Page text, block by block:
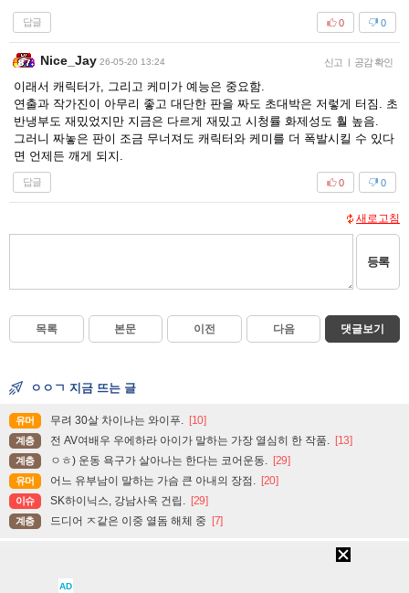
답글 0
0
Nice_Jay 26-05-20 13:24 신고 | 공감 확인
이래서 캐릭터가, 그리고 케미가 예능은 중요함.
연출과 작가진이 아무리 좋고 대단한 판을 짜도 초대박은 저렇게 터짐. 초
반냉부도 재밌었지만 지금은 다르게 재밌고 시청률 화제성도 훨 높음.
그러니 짜놓은 판이 조금 무너져도 캐릭터와 케미를 더 폭발시킬 수 있다
면 언제든 깨게 되지.
답글 0
0
새로고침
등록
목록 본문 이전 다음 댓글보기
ㅇㅇㄱ 지금 뜨는 글
유머 무려 30살 차이나는 와이푸. [10]
계층 전 AV여배우 우에하라 아이가 말하는 가장 열심히 한 작품. [13]
계층 ㅇㅎ) 운동 욕구가 살아나는 한다는 코어운동. [29]
유머 어느 유부남이 말하는 가슴 큰 아내의 장점. [20]
이슈 SK하이닉스, 강남사옥 건립. [29]
계층 드디어 ㅈ같은 이중 열돔 해체 중 [7]
AD